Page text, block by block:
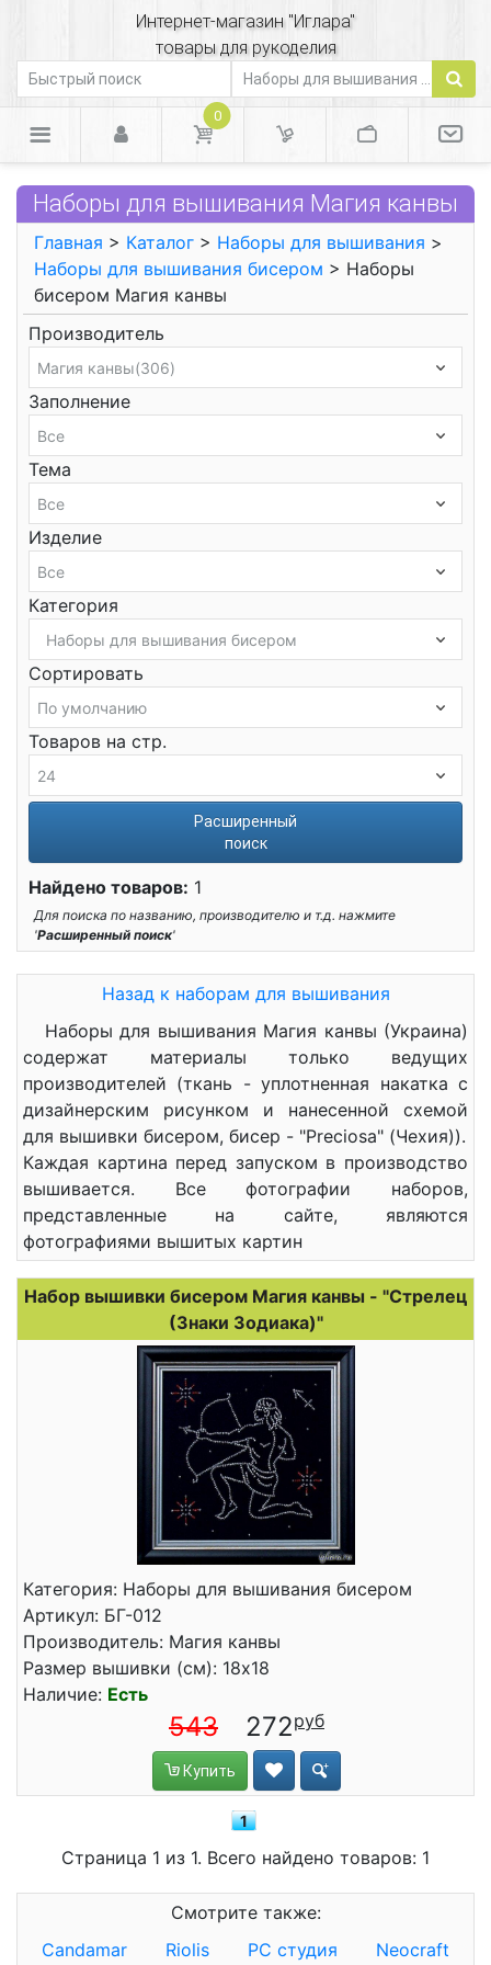
Интернет-магазин "Иглара"
товары для рукоделия
0
Наборы для вышивания Магия канвы
Главная > Каталог > Наборы для вышивания >
Наборы для вышивания бисером > Наборы
бисером Магия канвы
Производитель
Заполнение
Тема
Изделие
Категория
Сортировать
Товаров на стр.
Расширенный
поиск
Найдено товаров: 1
Для поиска по названию, производителю и т.д. нажмите
'Расширенный поиск'
Назад к наборам для вышивания
Наборы для вышивания Магия канвы (Украина)
содержат материалы только ведущих
производителей (ткань - уплотненная накатка с
дизайнерским рисунком и нанесенной схемой
для вышивки бисером, бисер - "Preciosa" (Чехия)).
Каждая картина перед запуском в производство
вышивается. Все фотографии наборов,
представленные на сайте, являются
фотографиями вышитых картин
Набор вышивки бисером Магия канвы - "Стрелец
(Знаки Зодиака)"
Категория: Наборы для вышивания бисером
Артикул: БГ-012
Производитель: Магия канвы
Размер вышивки (см): 18x18
Наличие: Есть
543 272
Купить
1
Страница 1 из 1. Всего найдено товаров: 1
Смотрите также:
Candamar
Riolis РС студия Neocraft